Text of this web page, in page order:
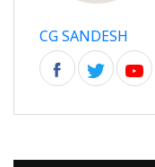
CG SANDESH